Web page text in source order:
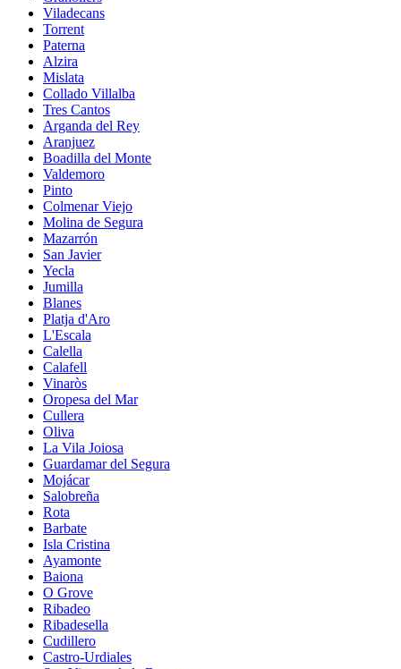
Viladecans
Torrent
Paterna
Alzira
Mislata
Collado Villalba
Tres Cantos
Arganda del Rey
Aranjuez
Boadilla del Monte
Valdemoro
Pinto
Colmenar Viejo
Molina de Segura
Mazarrón
San Javier
Yecla
Jumilla
Blanes
Platja d'Aro
L'Escala
Calella
Calafell
Vinaròs
Oropesa del Mar
Cullera
Oliva
La Vila Joiosa
Guardamar del Segura
Mojácar
Salobreña
Rota
Barbate
Isla Cristina
Ayamonte
Baiona
O Grove
Ribadeo
Ribadesella
Cudillero
Castro-Urdiales